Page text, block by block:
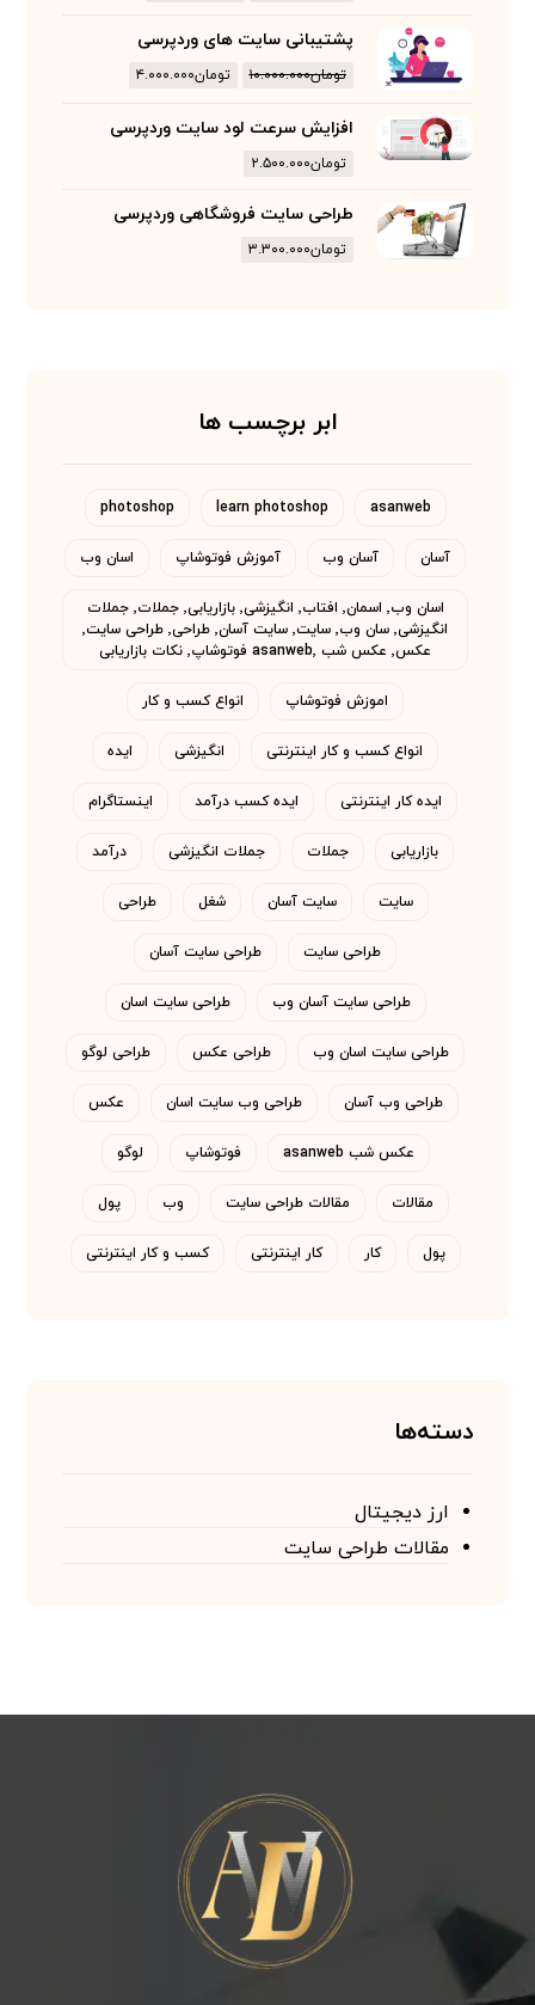
پشتیبانی سایت های وردپرسی
تومان۱۰.۰۰۰.۰۰۰ تومان۴.۰۰۰.۰۰۰
افزایش سرعت لود سایت وردپرسی
تومان۲.۵۰۰.۰۰۰
طراحی سایت فروشگاهی وردپرسی
تومان۳.۳۰۰.۰۰۰
ابر برچسب ها
asanweb
learn photoshop
photoshop
آسان آسان وب آموزش فوتوشاپ اسان وب
اسان وب٬ اسمان٬ افتاب٬ انگیزشی٬ بازاریابی٬ جملات٬ جملات
انگیزشی٬ سان وب٬ سایت٬ سایت آسان٬ طراحی٬ طراحی سایت٬
عکس٬ عکس شب asanweb٬ فوتوشاپ٬ نکات بازاریابی
اموزش فوتوشاپ انواع کسب و کار
انواع کسب و کار اینترنتی انگیزشی ایده
ایده کار اینترنتی ایده کسب درآمد اینستاگرام
بازاریابی جملات جملات انگیزشی درآمد
سایت سایت آسان شغل طراحی
طراحی سایت طراحی سایت آسان
طراحی سایت آسان وب طراحی سایت اسان
طراحی سایت اسان وب طراحی عکس طراحی لوگو
طراحی وب آسان طراحی وب سایت اسان عکس
عکس شب asanweb فوتوشاپ لوگو
مقالات مقالات طراحی سایت وب پول
پول کار کار اینترنتی کسب و کار اینترنتی
دسته‌ها
ارز دیجیتال
مقالات طراحی سایت